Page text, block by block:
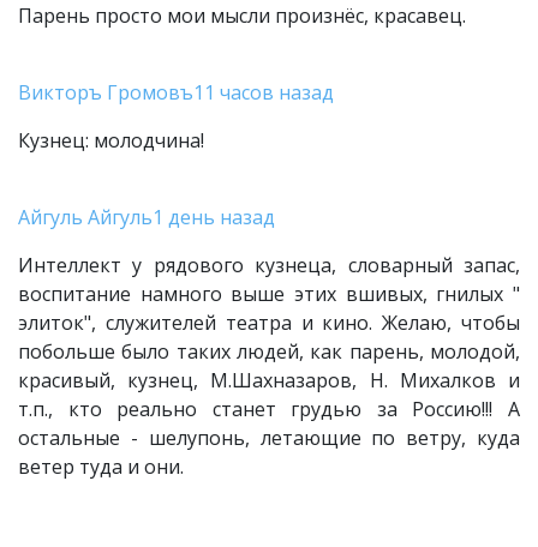
Парень просто мои мысли произнёс, красавец.
Викторъ Громовъ11 часов назад
Кузнец: молодчина!
Айгуль Айгуль1 день назад
Интеллект у рядового кузнеца, словарный запас,
воспитание намного выше этих вшивых, гнилых "
элиток", служителей театра и кино. Желаю, чтобы
побольше было таких людей, как парень, молодой,
красивый, кузнец, М.Шахназаров, Н. Михалков и
т.п., кто реально станет грудью за Россию!!! А
остальные - шелупонь, летающие по ветру, куда
ветер туда и они.